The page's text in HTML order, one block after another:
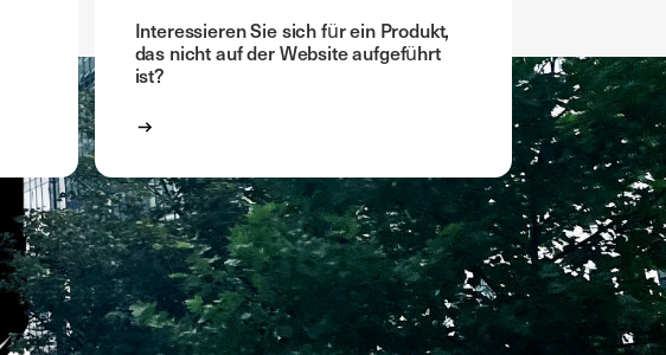
Interessieren Sie sich für ein Produkt,
das nicht auf der Website aufgeführt
ist?